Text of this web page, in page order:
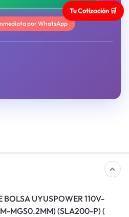
por WhatsApp
UYUSPOWER 110V-
MGS0.2MM) (SLA200-P) (
Tu Cotización 🛒